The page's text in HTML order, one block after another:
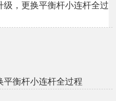
级，更换平衡杆小连杆全过
平衡杆小连杆全过程